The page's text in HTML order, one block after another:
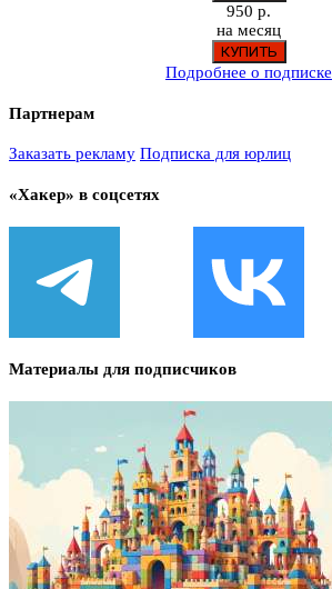
950 р.
на месяц
Подробнее о подписке
Партнерам
Заказать рекламу Подписка для юрлиц
«Хакер» в соцсетях
Материалы для подписчиков